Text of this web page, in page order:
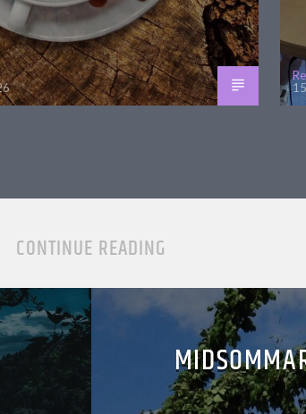
CONTINUE READING